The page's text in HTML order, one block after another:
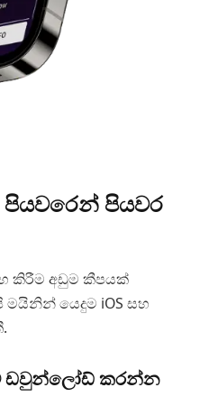
පියවර
කිරීම අඩුම කීපයක්
මයිනින් යෙදුම iOS සහ
ඩවුන්ලෝඩ් කරන්න